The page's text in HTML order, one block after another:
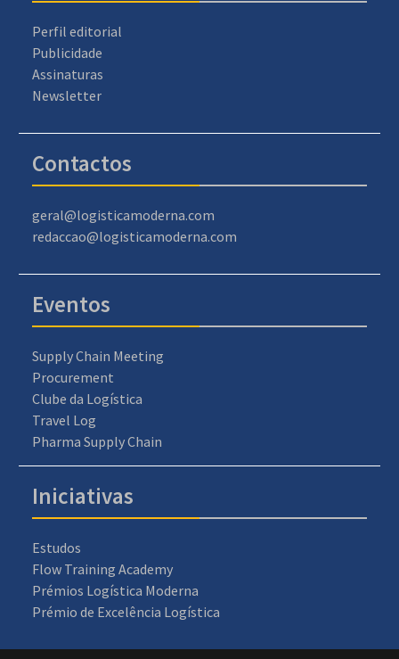
Perfil editorial
Publicidade
Assinaturas
Newsletter
Contactos
geral@logisticamoderna.com
redaccao@logisticamoderna.com
Eventos
Supply Chain Meeting
Procurement
Clube da Logística
Travel Log
Pharma Supply Chain
Iniciativas
Estudos
Flow Training Academy
Prémios Logística Moderna
Prémio de Excelência Logística